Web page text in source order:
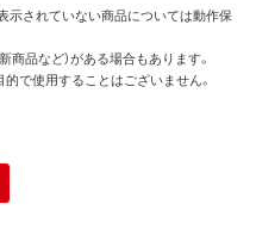
示されていない商品については動作保
品など）がある場合もあります。
で使用することはございません。